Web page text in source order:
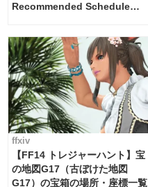
Recommended Schedule
FF14]
ffxiv
【FF14 トレジャーハント】宝
の地図G17（古ぼけた地図
G17）の宝箱の場所・座標一覧